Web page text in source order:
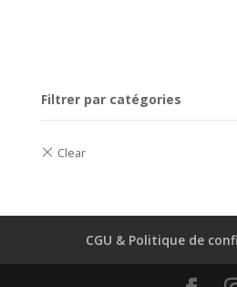
Filtrer par catégories
CGU & Politique de